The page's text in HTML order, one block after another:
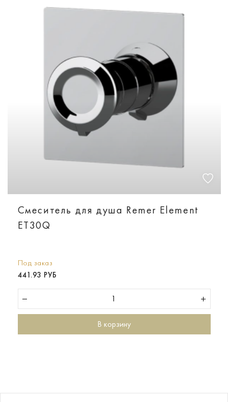
Смеситель для душа Remer Element
ET30Q
Под заказ
441.93 РУБ
В корзину